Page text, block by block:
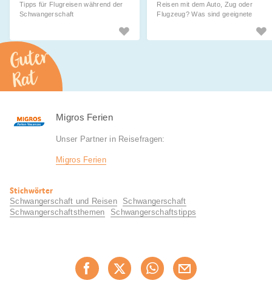
Tipps für Flugreisen während der
Schwangerschaft
Reisen mit dem Auto, Zug oder
Flugzeug? Was sind geeignete
Guter
Rat
Migros Ferien
Unser Partner in Reisefragen:
Migros Ferien
Nützliche
Informationen
Stichwörter
Schwangerschaft und Reisen
Schwangerschaft
Schwangerschaftsthemen
Schwangerschaftstipps
Jetzt weiterempfehlen